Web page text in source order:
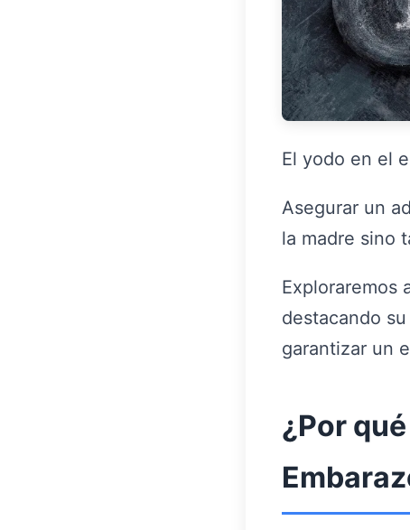
El yodo en el
Asegurar un
la madre sino
Exploraremos
destacando
garantizar un
¿Por